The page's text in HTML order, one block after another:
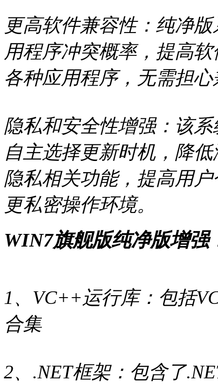
更高软件兼容性：纯净
用程序冲突概率，提高
各种应用程序，无需担
隐私和安全性增强：该
自主选择更新时机，降
隐私相关功能，提高用
更私密操作环境。
WIN7旗舰版纯净版增强
1、VC++运行库：包括
合集
2、.NET框架：包含了